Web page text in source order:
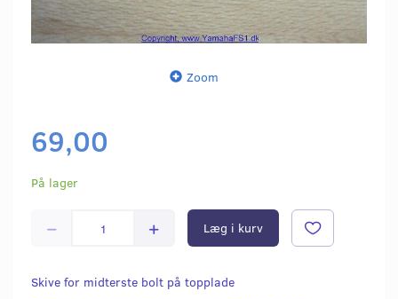
Zoom
69,00
På lager
Læg i kurv
Skive for midterste bolt på topplade